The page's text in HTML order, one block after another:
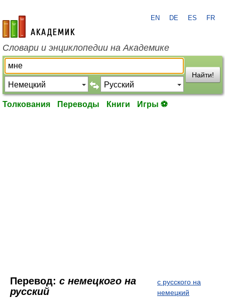
academic.ru
EN DE ES FR
Словари и энциклопедии на Академике
Найти!
Толкования Переводы Книги Игры ⚽
Перевод: с немецкого на
русский
с русского на
немецкий